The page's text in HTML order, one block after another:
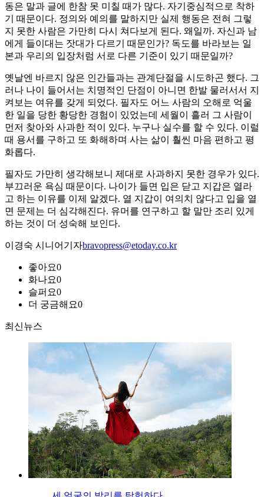
동은 말과 글에 한참 못 미칠 때가 많다. 자기중심적으로 착하
기 때문이다. 정의와 예의를 말하지만 실제 행동은 전혀 그렇
지 못한 사람은 가만히 다시 쳐다보게 된다. 왜일까. 자신과 남
에게 들이대는 잣대가 다르기 때문인가? 독도를 바라보는 일
본과 우리의 입장처럼 서로 다른 기준이 있기 때문일까?
옛날엔 바르지 않은 인간들과는 관계단절을 시도하곤 했다. 그
러나 나이 들어서는 치명적인 단점이 아니면 한발 물러서서 지
켜보는 여유를 갖게 되었다. 필자도 어느 사람의 오해로 억울
한 일을 당한 황당한 경험이 있었는데 세월이 흘러 그 사람이
먼저 찾아와 사과한 적이 있다. 누구나 실수를 할 수 있다. 이럴
때 용서를 구하고 또 화해하며 사는 삶이 훨씬 마음 편하고 평
화롭다.
필자도 가만히 생각해보니 제대로 사과하지 못한 경우가 있다.
부끄러운 욕심 때문이다. 나이가 들면 입은 닫고 지갑은 열라
고 하는 이유를 이제 알겠다. 열 지갑이 여의치 않다고 입을 열
면 문제는 더 심각해진다. 유머를 연구하고 할 말만 조리 있게
하는 것이 더 성숙해 보인다.
이경숙 시니어기자bravopress@etoday.co.kr
좋아요0
화나요0
슬퍼요0
더 궁금해요0
최신뉴스